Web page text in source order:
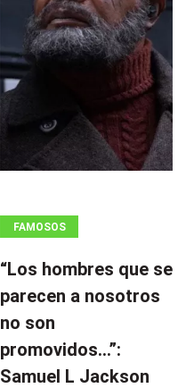
FAMOSOS
“Los hombres que se
parecen a nosotros
no son
promovidos…”:
Samuel L Jackson